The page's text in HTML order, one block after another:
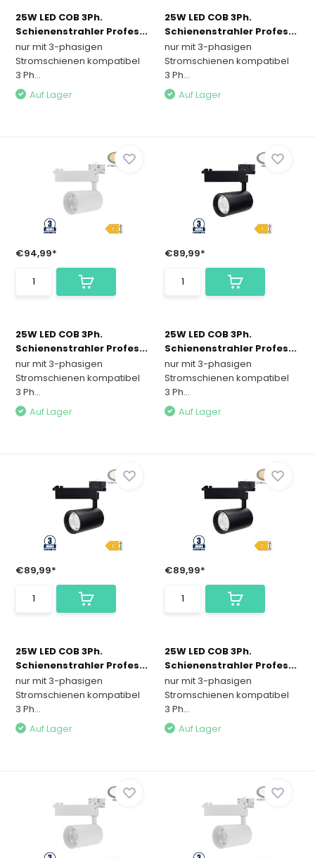
25W LED COB 3Ph.
Schienenstrahler Profes...
nur mit 3-phasigen
Stromschienen kompatibel
3 Ph...
Auf Lager
25W LED COB 3Ph.
Schienenstrahler Profes...
nur mit 3-phasigen
Stromschienen kompatibel
3 Ph...
Auf Lager
€94,99*
25W LED COB 3Ph.
Schienenstrahler Profes...
nur mit 3-phasigen
Stromschienen kompatibel
3 Ph...
Auf Lager
€89,99*
25W LED COB 3Ph.
Schienenstrahler Profes...
nur mit 3-phasigen
Stromschienen kompatibel
3 Ph...
Auf Lager
€89,99*
25W LED COB 3Ph.
Schienenstrahler Profes...
nur mit 3-phasigen
Stromschienen kompatibel
3 Ph...
Auf Lager
€89,99*
25W LED COB 3Ph.
Schienenstrahler Profes...
nur mit 3-phasigen
Stromschienen kompatibel
3 Ph...
Auf Lager